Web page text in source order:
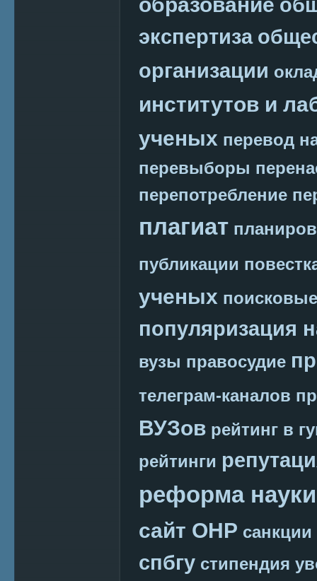
экспертиза
организации
институтов и
ученых перевод
перевыборы
перепотребление
плагиат
публикации
ученых
популяризация
вузы правосудие
телеграм-каналов
ВУЗов рейтинг в
рейтинги
реформа науки
сайт ОНР санкции
спбгу стипендия